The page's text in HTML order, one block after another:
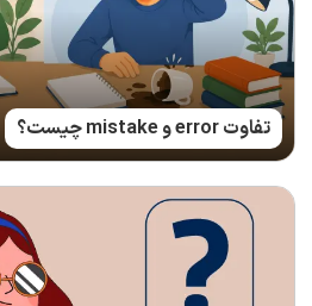
تفاوت error و mistake چیست؟